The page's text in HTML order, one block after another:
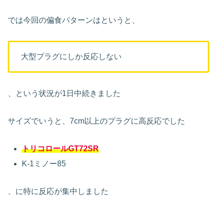
では今回の偏食パターンはというと、
大型プラグにしか反応しない
、という状況が1日中続きました
サイズでいうと、7cm以上のプラグに高反応でした
トリコロールGT72SR
K-1ミノー85
、に特に反応が集中しました